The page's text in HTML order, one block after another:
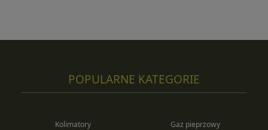
POPULARNE KATEGORIE
Kolimatory
Gaz pieprzowy